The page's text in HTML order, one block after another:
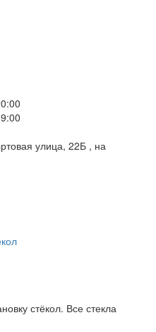
улица, 22Б , на
стёкол. Все стекла